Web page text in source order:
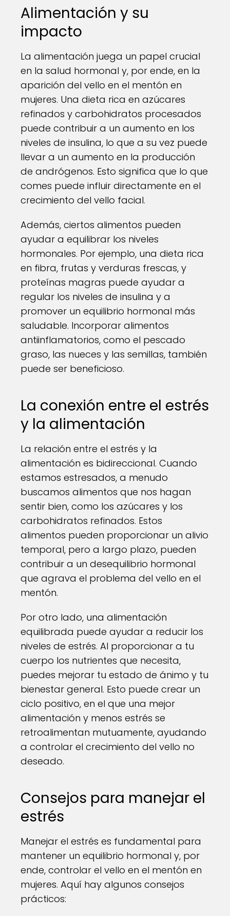
Alimentación y su
impacto
La alimentación juega un papel crucial
en la salud hormonal y, por ende, en la
aparición del vello en el mentón en
mujeres. Una dieta rica en azúcares
refinados y carbohidratos procesados
puede contribuir a un aumento en los
niveles de insulina, lo que a su vez puede
llevar a un aumento en la producción
de andrógenos. Esto significa que lo que
comes puede influir directamente en el
crecimiento del vello facial.
Además, ciertos alimentos pueden
ayudar a equilibrar los niveles
hormonales. Por ejemplo, una dieta rica
en fibra, frutas y verduras frescas, y
proteínas magras puede ayudar a
regular los niveles de insulina y a
promover un equilibrio hormonal más
saludable. Incorporar alimentos
antiinflamatorios, como el pescado
graso, las nueces y las semillas, también
puede ser beneficioso.
La conexión entre el estrés
y la alimentación
La relación entre el estrés y la
alimentación es bidireccional. Cuando
estamos estresados, a menudo
buscamos alimentos que nos hagan
sentir bien, como los azúcares y los
carbohidratos refinados. Estos
alimentos pueden proporcionar un alivio
temporal, pero a largo plazo, pueden
contribuir a un desequilibrio hormonal
que agrava el problema del vello en el
mentón.
Por otro lado, una alimentación
equilibrada puede ayudar a reducir los
niveles de estrés. Al proporcionar a tu
cuerpo los nutrientes que necesita,
puedes mejorar tu estado de ánimo y tu
bienestar general. Esto puede crear un
ciclo positivo, en el que una mejor
alimentación y menos estrés se
retroalimentan mutuamente, ayudando
a controlar el crecimiento del vello no
deseado.
Consejos para manejar el
estrés
Manejar el estrés es fundamental para
mantener un equilibrio hormonal y, por
ende, controlar el vello en el mentón en
mujeres. Aquí hay algunos consejos
prácticos: